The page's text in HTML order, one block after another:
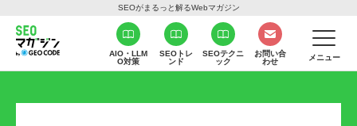
SEOがまるっと解るWebマガジン
AIO・LLM
O対策
SEOトレ
ンド
SEOテクニ
ック
お問い合
わせ
メニュー